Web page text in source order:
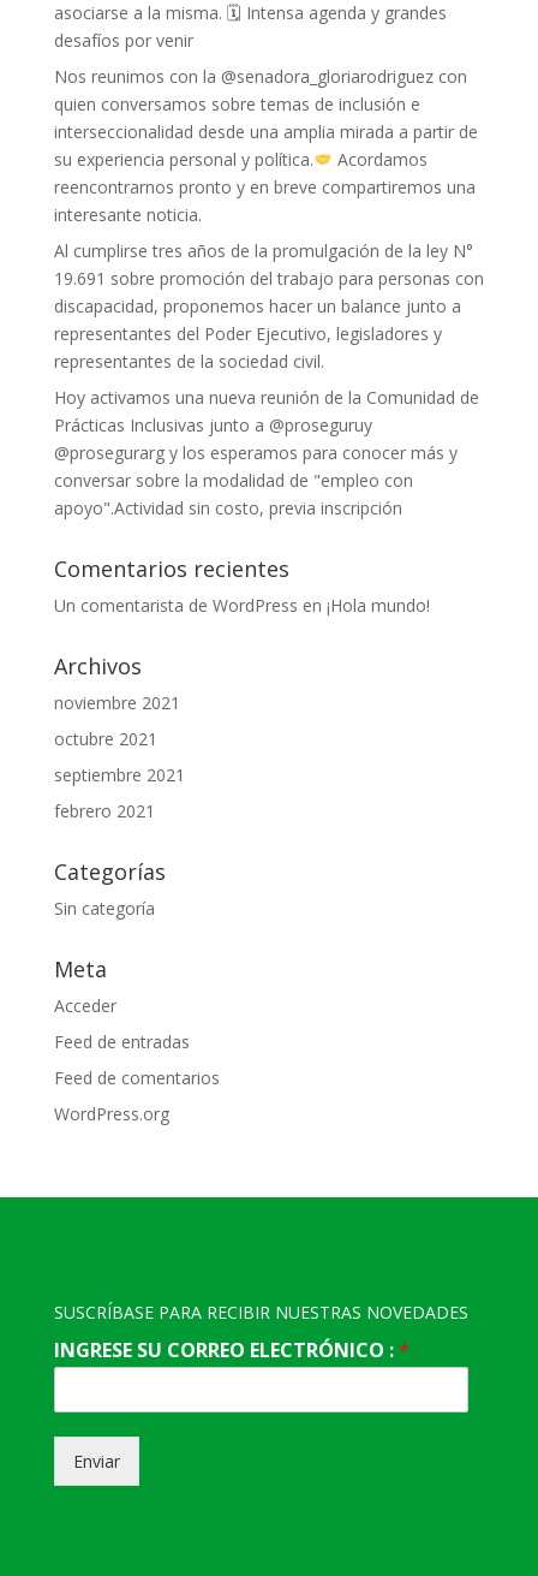
asociarse a la misma. 🗓 Intensa agenda y grandes
desafíos por venir
Nos reunimos con la @senadora_gloriarodriguez con
quien conversamos sobre temas de inclusión e
interseccionalidad desde una amplia mirada a partir de
su experiencia personal y política.
Acordamos
reencontrarnos pronto y en breve compartiremos una
interesante noticia.
Al cumplirse tres años de la promulgación de la ley N°
19.691 sobre promoción del trabajo para personas con
discapacidad, proponemos hacer un balance junto a
representantes del Poder Ejecutivo, legisladores y
representantes de la sociedad civil.
Hoy activamos una nueva reunión de la Comunidad de
Prácticas Inclusivas junto a @proseguruy
@prosegurarg y los esperamos para conocer más y
conversar sobre la modalidad de "empleo con
apoyo".Actividad sin costo, previa inscripción
Comentarios recientes
Un comentarista de WordPress en ¡Hola mundo!
Archivos
noviembre 2021
octubre 2021
septiembre 2021
febrero 2021
Categorías
Sin categoría
Meta
Acceder
Feed de entradas
Feed de comentarios
WordPress.org
SUSCRÍBASE PARA RECIBIR NUESTRAS NOVEDADES
INGRESE SU CORREO ELECTRÓNICO :*
Enviar